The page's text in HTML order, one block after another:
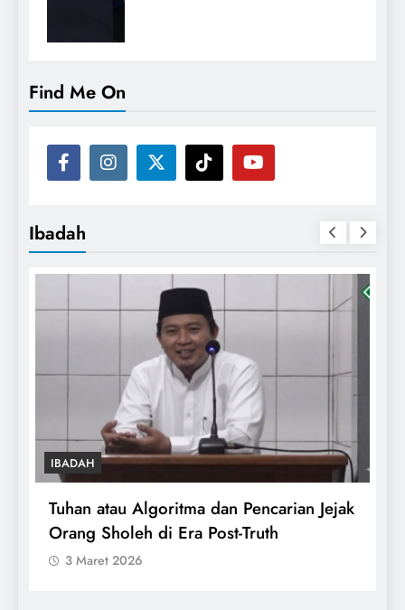
Find Me On
Ibadah
IBADAH
Tuhan atau Algoritma dan Pencarian Jejak
Orang Sholeh di Era Post-Truth
3 Maret 2026